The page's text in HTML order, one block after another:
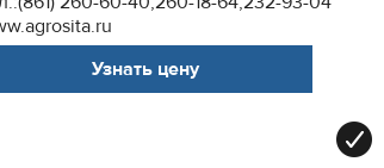
Узнать цену